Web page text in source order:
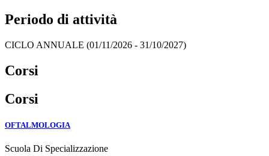
Periodo di attività
CICLO ANNUALE (01/11/2026 - 31/10/2027)
Corsi
Corsi
OFTALMOLOGIA
Scuola Di Specializzazione